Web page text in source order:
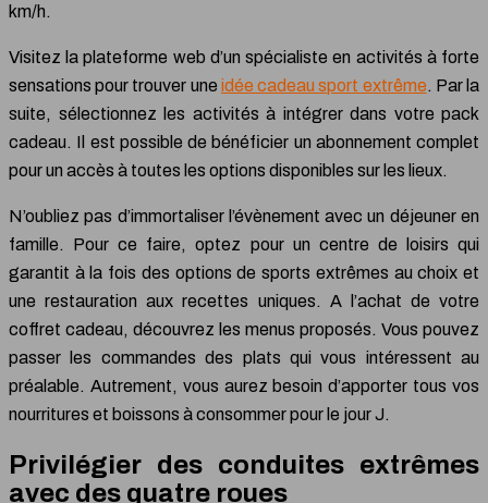
km/h.
Visitez la plateforme web d’un spécialiste en activités à forte
sensations pour trouver une idée cadeau sport extrême. Par la
suite, sélectionnez les activités à intégrer dans votre pack
cadeau. Il est possible de bénéficier un abonnement complet
pour un accès à toutes les options disponibles sur les lieux.
N’oubliez pas d’immortaliser l’évènement avec un déjeuner en
famille. Pour ce faire, optez pour un centre de loisirs qui
garantit à la fois des options de sports extrêmes au choix et
une restauration aux recettes uniques. A l’achat de votre
coffret cadeau, découvrez les menus proposés. Vous pouvez
passer les commandes des plats qui vous intéressent au
préalable. Autrement, vous aurez besoin d’apporter tous vos
nourritures et boissons à consommer pour le jour J.
Privilégier des conduites extrêmes
avec des quatre roues